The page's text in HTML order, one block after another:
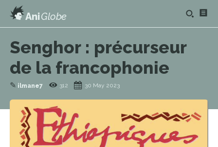
AniGlobe
Senghor : précurseur
de la francophonie
✎ ilmane7 312 30 May 2023